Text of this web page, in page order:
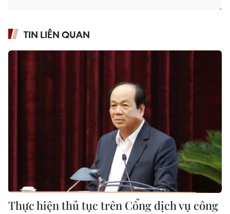
TIN LIÊN QUAN
Thực hiện thủ tục trên Cổng dịch vụ công